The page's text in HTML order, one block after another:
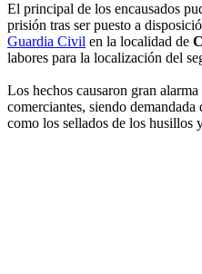
El principal de los encausados
prisión tras ser puesto a
Guardia Civil en la localidad de
labores para la localización del
Los hechos causaron gran
comerciantes, siendo demandada
como los sellados de los husillos